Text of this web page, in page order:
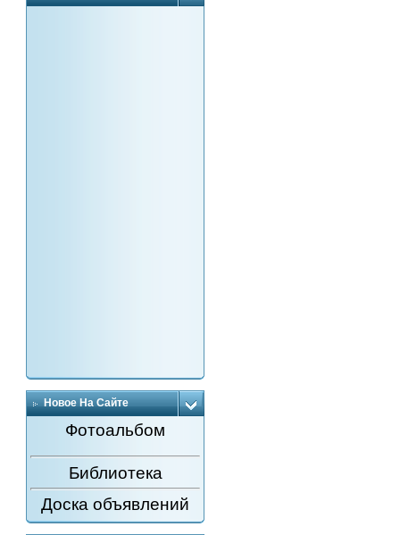
Новое На Сайте
Фотоальбом
Библиотека
Доска объявлений